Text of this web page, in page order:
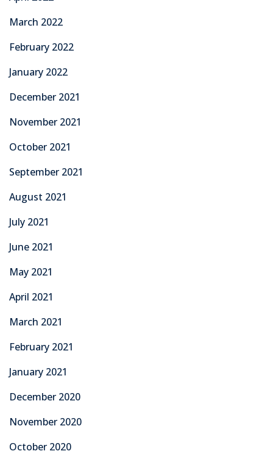
March 2022
February 2022
January 2022
December 2021
November 2021
October 2021
September 2021
August 2021
July 2021
June 2021
May 2021
April 2021
March 2021
February 2021
January 2021
December 2020
November 2020
October 2020